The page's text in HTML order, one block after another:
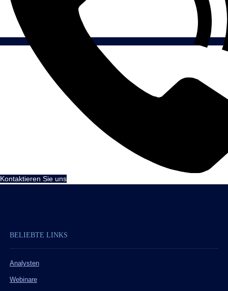
Kontaktieren Sie uns
BELIEBTE LINKS
Analysten
Webinare